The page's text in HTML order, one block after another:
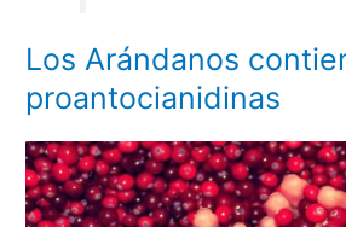
Los Arándanos
proantocianidinas